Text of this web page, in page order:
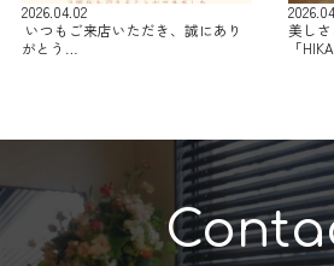
2026.04.02
⁡ いつもご来店いただき、誠にあり
がとう…
美し
「